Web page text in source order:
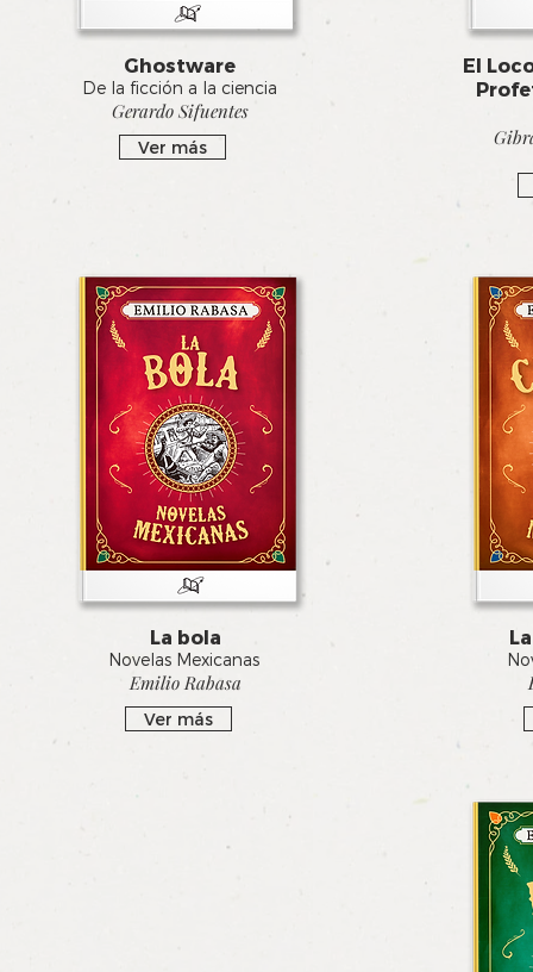
Ghostware
De la ficción a la ciencia
Gerardo Sifuentes
Ver más
El
La bola
Novelas Mexicanas
Emilio Rabasa
Ver más